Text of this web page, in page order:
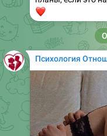
Психология